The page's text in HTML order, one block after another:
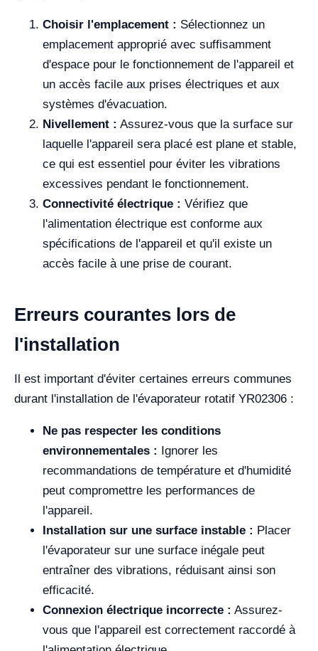
Choisir l'emplacement : Sélectionnez un
emplacement approprié avec suffisamment
d'espace pour le fonctionnement de l'appareil et
un accès facile aux prises électriques et aux
systèmes d'évacuation.
Nivellement : Assurez-vous que la surface sur
laquelle l'appareil sera placé est plane et stable,
ce qui est essentiel pour éviter les vibrations
excessives pendant le fonctionnement.
Connectivité électrique : Vérifiez que
l'alimentation électrique est conforme aux
spécifications de l'appareil et qu'il existe un
accès facile à une prise de courant.
Erreurs courantes lors de
l'installation
Il est important d'éviter certaines erreurs communes
durant l'installation de l'évaporateur rotatif YR02306 :
Ne pas respecter les conditions
environnementales : Ignorer les
recommandations de température et d'humidité
peut compromettre les performances de
l'appareil.
Installation sur une surface instable : Placer
l'évaporateur sur une surface inégale peut
entraîner des vibrations, réduisant ainsi son
efficacité.
Connexion électrique incorrecte : Assurez-
vous que l'appareil est correctement raccordé à